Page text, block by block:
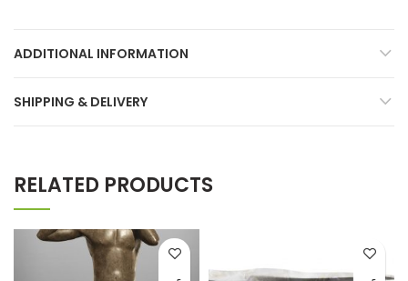
ADDITIONAL INFORMATION
SHIPPING & DELIVERY
RELATED PRODUCTS